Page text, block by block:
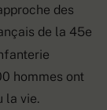
des
de la 45e
hommes ont
la vie.